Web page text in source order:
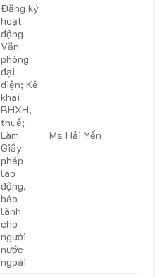
Đăng ký
hoạt
động
Văn
phòng
đại
diện; Kê
khai
BHXH,
thuế;
Làm
Giấy
phép
lao
động,
bảo
lãnh
cho
người
nước
ngoài
Ms Hải Yến